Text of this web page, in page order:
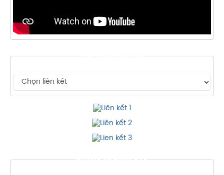
LIÊN KẾT WEBSITE
THỐNG KÊ TRUY CẬP